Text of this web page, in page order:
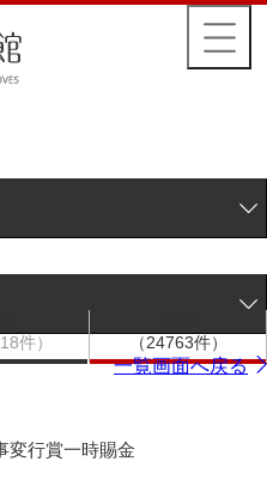
件）
（24763件）
一覧画面へ戻る
変行賞一時賜金